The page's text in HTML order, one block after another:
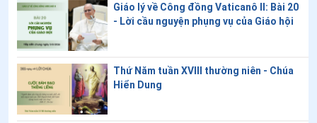
Giáo lý về Công đồng Vaticanô II: Bài 20
- Lời cầu nguyện phụng vụ của Giáo hội
Thứ Năm tuần XVIII thường niên - Chúa
Hiển Dung